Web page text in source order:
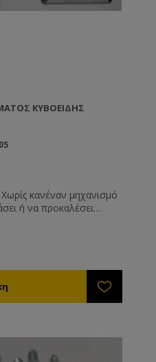
ΚΥΒΟΕΙΔΉΣ
κανέναν μηχανισμό
ή να προκαλέσει
περισσότερα καρούλια.